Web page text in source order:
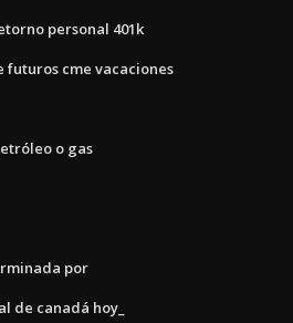
personal 401k
cme vacaciones
o gas
por
de canadá hoy_